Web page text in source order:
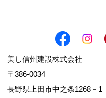
美し信州建設株式会社
〒386-0034
長野県上田市中之条1268－1